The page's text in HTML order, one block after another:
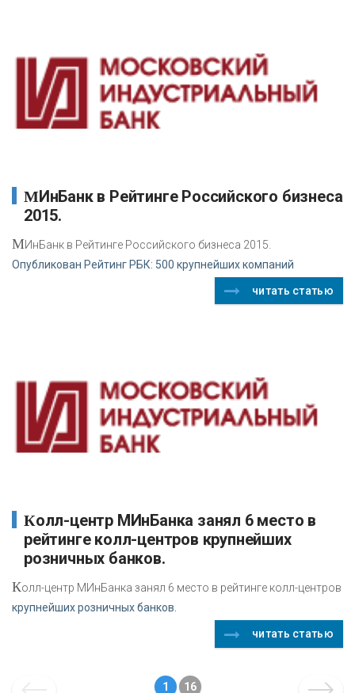
МИнБанк в Рейтинге Российского бизнеса
2015.
МИнБанк в Рейтинге Российского бизнеса 2015.
Опубликован Рейтинг РБК: 500 крупнейших компаний
читать статью
Колл-центр МИнБанка занял 6 место в
рейтинге колл-центров крупнейших
розничных банков.
Колл-центр МИнБанка занял 6 место в рейтинге колл-центров
крупнейших розничных банков.
читать статью
1 16